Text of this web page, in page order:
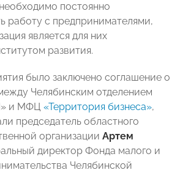
постоянно
работу с предпринимателями,
является для них
развития.
было заключено соглашение о
Челябинским отделением
и МФЦ «Территория бизнеса»,
председатель областного
организации Артем
директор Фонда малого и
Челябинской